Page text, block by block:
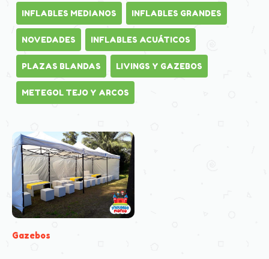
INFLABLES MEDIANOS INFLABLES GRANDES
NOVEDADES INFLABLES ACUÁTICOS
PLAZAS BLANDAS LIVINGS Y GAZEBOS
METEGOL TEJO Y ARCOS
Gazebos